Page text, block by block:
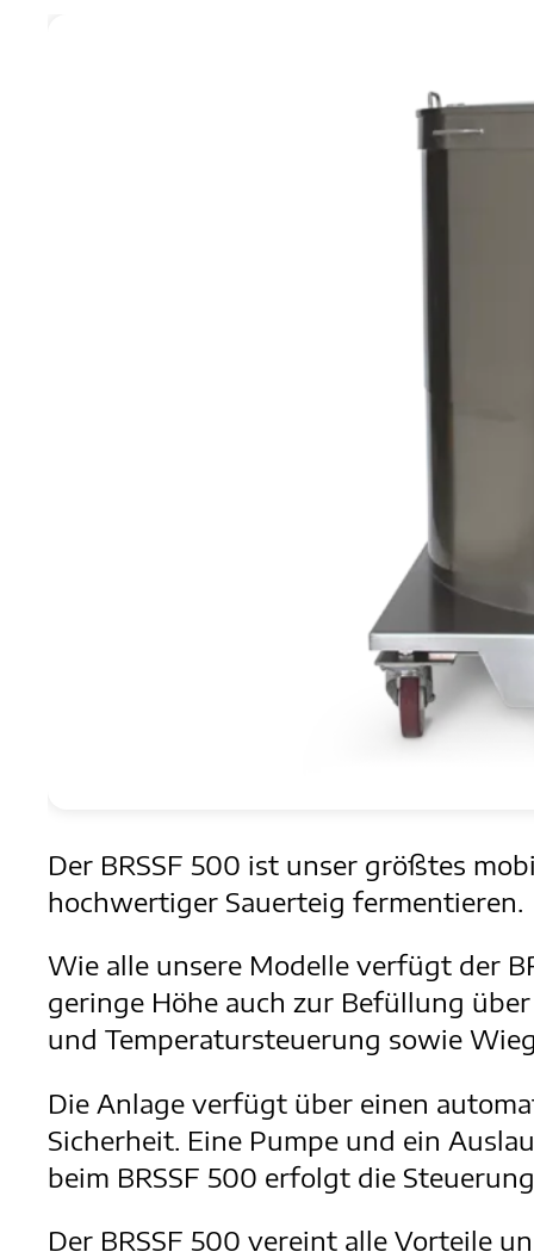
Der BRSSF 500 ist unser größtes
hochwertiger Sauerteig fermentieren.
Wie alle unsere Modelle verfügt der
geringe Höhe auch zur Befüllung
und Temperatursteuerung sowie
Die Anlage verfügt über einen
Sicherheit. Eine Pumpe und ein
beim BRSSF 500 erfolgt die
Der BRSSF 500 vereint alle Vorteile